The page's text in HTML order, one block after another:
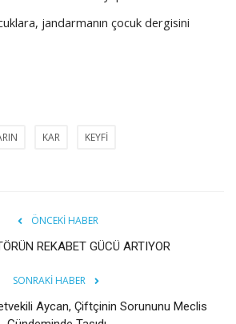
jandarmanın çocuk dergisini
KAR KEYFİ
ÖNCEKI HABER
REKABET GÜCÜ ARTIYOR
SONRAKI HABER
Aycan, Çiftçinin Sorununu Meclis